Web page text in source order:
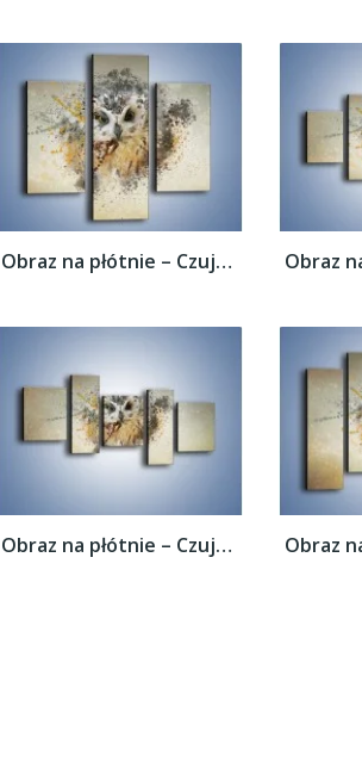
Obraz na płótnie – Czujne spojrzenie sowy...
Obraz na płótnie – Czujne spojrzenie sowy...